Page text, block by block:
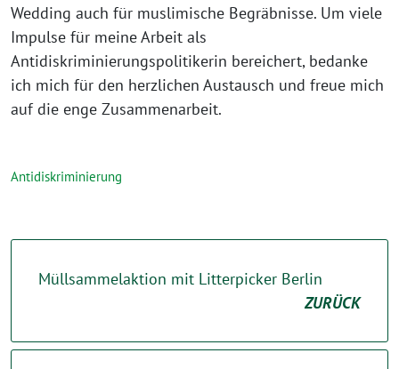
Wedding auch für muslimische Begräbnisse. Um viele
Impulse für meine Arbeit als
Antidiskriminierungspolitikerin bereichert, bedanke
ich mich für den herzlichen Austausch und freue mich
auf die enge Zusammenarbeit.⁩
Antidiskriminierung
Müllsammelaktion mit Litterpicker Berlin
ZURÜCK